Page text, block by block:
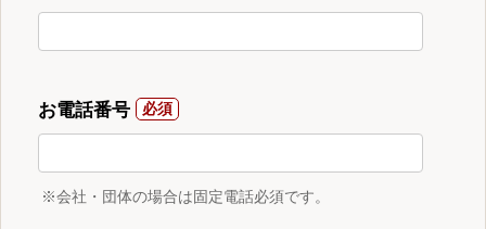
お電話番号
※会社・団体の場合は固定電話必須です。